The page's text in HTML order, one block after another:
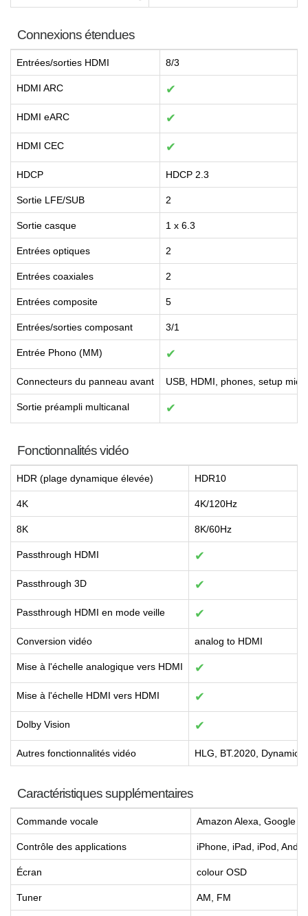
Connexions étendues
Entrées/sorties HDMI 8/3
HDMI ARC ✔
HDMI eARC ✔
HDMI CEC ✔
HDCP HDCP 2.3
Sortie LFE/SUB 2
Sortie casque 1 x 6.3
Entrées optiques 2
Entrées coaxiales 2
Entrées composite 5
Entrées/sorties composant 3/1
Entrée Phono (MM) ✔
Connecteurs du panneau avant USB, HDMI, phones, setup mic,
Sortie préampli multicanal ✔
Fonctionnalités vidéo
HDR (plage dynamique élevée) HDR10
4K 4K/120Hz
8K 8K/60Hz
Passthrough HDMI ✔
Passthrough 3D ✔
Passthrough HDMI en mode veille ✔
Conversion vidéo analog to HDMI
Mise à l'échelle analogique vers HDMI ✔
Mise à l'échelle HDMI vers HDMI ✔
Dolby Vision ✔
Autres fonctionnalités vidéo HLG, BT.2020, Dynamic
Caractéristiques supplémentaires
Commande vocale Amazon Alexa, Google
Contrôle des applications iPhone, iPad, iPod,
Écran colour OSD
Tuner AM, FM